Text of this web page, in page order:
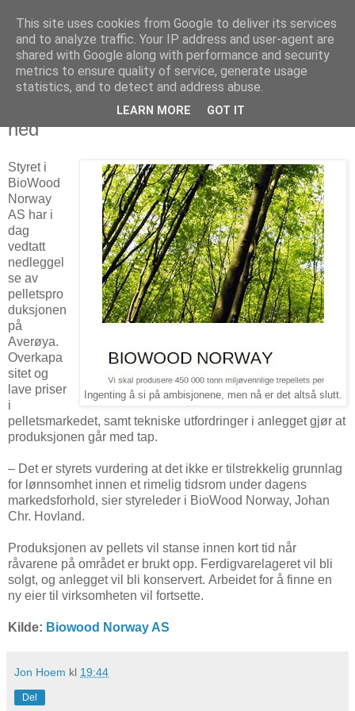
Arkitektur & Miljøteknologi
21 november 2012
Pelletsproduksjonen på Averøya legges
ned
Ingenting å si på ambisjonene, men nå er det altså slutt.
Styret i
BioWood
Norway
AS har i
dag
vedtatt
nedleggel
se av
pelletspro
duksjonen
på
Averøya.
Overkapa
sitet og
lave priser
i
pelletsmarkedet, samt tekniske utfordringer i anlegget gjør at
produksjonen går med tap.
– Det er styrets vurdering at det ikke er tilstrekkelig grunnlag
for lønnsomhet innen et rimelig tidsrom under dagens
markedsforhold, sier styreleder i BioWood Norway, Johan
Chr. Hovland.
Produksjonen av pellets vil stanse innen kort tid når
råvarene på området er brukt opp. Ferdigvarelageret vil bli
solgt, og anlegget vil bli konservert. Arbeidet for å finne en
ny eier til virksomheten vil fortsette.
Kilde: Biowood Norway AS
Jon Hoem kl 19:44
Del
This site uses cookies from Google to deliver its services
and to analyze traffic. Your IP address and user-agent are
shared with Google along with performance and security
metrics to ensure quality of service, generate usage
statistics, and to detect and address abuse.
LEARN MORE GOT IT